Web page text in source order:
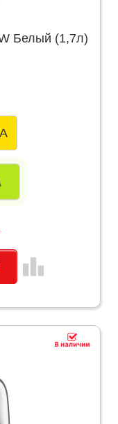
Белый (1,7л)
leaderboard